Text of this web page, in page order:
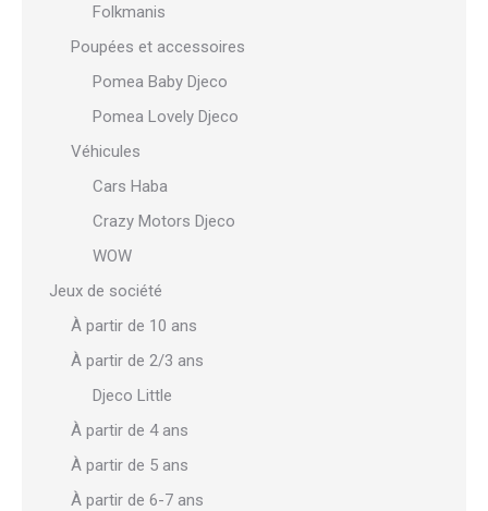
Folkmanis
Poupées et accessoires
Pomea Baby Djeco
Pomea Lovely Djeco
Véhicules
Cars Haba
Crazy Motors Djeco
WOW
Jeux de société
À partir de 10 ans
À partir de 2/3 ans
Djeco Little
À partir de 4 ans
À partir de 5 ans
À partir de 6-7 ans